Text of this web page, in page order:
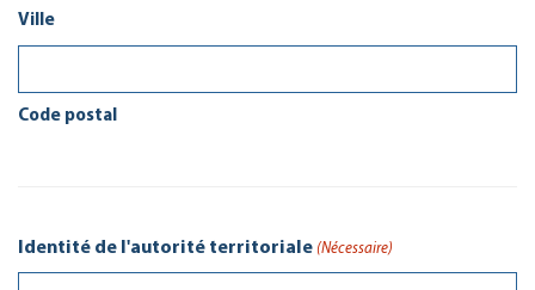
Ville
Code postal
Identité de l'autorité territoriale (Nécessaire)